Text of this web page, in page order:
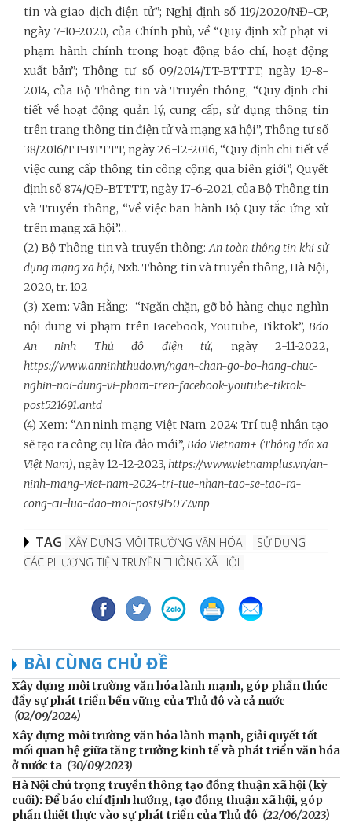
tin và giao dịch điện tử”; Nghị định số 119/2020/NĐ-CP,
ngày 7-10-2020, của Chính phủ, về “Quy định xử phạt vi
phạm hành chính trong hoạt động báo chí, hoạt động
xuất bản”; Thông tư số 09/2014/TT-BTTTT, ngày 19-8-
2014, của Bộ Thông tin và Truyền thông, “Quy định chi
tiết về hoạt động quản lý, cung cấp, sử dụng thông tin
trên trang thông tin điện tử và mạng xã hội”, Thông tư số
38/2016/TT-BTTTT, ngày 26-12-2016, “Quy định chi tiết về
việc cung cấp thông tin công cộng qua biên giới”, Quyết
định số 874/QĐ-BTTTT, ngày 17-6-2021, của Bộ Thông tin
và Truyền thông, “Về việc ban hành Bộ Quy tắc ứng xử
trên mạng xã hội”…
(2) Bộ Thông tin và truyền thông: An toàn thông tin khi sử
dụng mạng xã hội, Nxb. Thông tin và truyền thông, Hà Nội,
2020, tr. 102
(3) Xem: Vân Hằng: “Ngăn chặn, gỡ bỏ hàng chục nghìn
nội dung vi phạm trên Facebook, Youtube, Tiktok”, Báo
An ninh Thủ đô điện tử, ngày 2-11-2022,
https://www.anninhthudo.vn/ngan-chan-go-bo-hang-chuc-
nghin-noi-dung-vi-pham-tren-facebook-youtube-tiktok-
post521691.antd
(4) Xem: “An ninh mạng Việt Nam 2024: Trí tuệ nhân tạo
sẽ tạo ra công cụ lừa đảo mới”, Báo Vietnam+ (Thông tấn xã
Việt Nam), ngày 12-12-2023, https://www.vietnamplus.vn/an-
ninh-mang-viet-nam-2024-tri-tue-nhan-tao-se-tao-ra-
cong-cu-lua-dao-moi-post915077.vnp
TAG XÂY DỰNG MÔI TRƯỜNG VĂN HÓA
SỬ DỤNG
CÁC PHƯƠNG TIỆN TRUYỀN THÔNG XÃ HỘI
BÀI CÙNG CHỦ ĐỀ
Xây dựng môi trường văn hóa lành mạnh, góp phần thúc
đẩy sự phát triển bền vững của Thủ đô và cả nước
(02/09/2024)
Xây dựng môi trường văn hóa lành mạnh, giải quyết tốt
mối quan hệ giữa tăng trưởng kinh tế và phát triển văn hóa
ở nước ta (30/09/2023)
Hà Nội chú trọng truyền thông tạo đồng thuận xã hội (kỳ
cuối): Để báo chí định hướng, tạo đồng thuận xã hội, góp
phần thiết thực vào sự phát triển của Thủ đô (22/06/2023)